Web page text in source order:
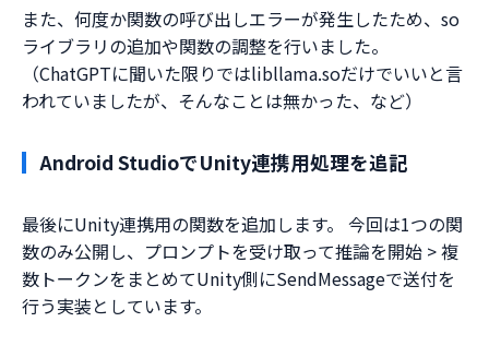
また、何度か関数の呼び出しエラーが発生したため、so
ライブラリの追加や関数の調整を行いました。
（ChatGPTに聞いた限りではlibllama.soだけでいいと言
われていましたが、そんなことは無かった、など）
Android StudioでUnity連携用処理を追記
最後にUnity連携用の関数を追加します。 今回は1つの関
数のみ公開し、プロンプトを受け取って推論を開始 > 複
数トークンをまとめてUnity側にSendMessageで送付を
行う実装としています。